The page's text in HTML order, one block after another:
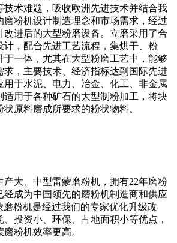
技术难题，吸收欧洲先进技术并结合我
磨粉机设计制造理念和市场需求，经过
改进后的大型粉磨设备。立磨采用了合
计，配合先进工艺流程，集烘干、粉
于一体，尤其在大型粉磨工艺中，能够
求，主要技术、经济指标达到国际先进
用于水泥、电力、冶金、化工、非金属
适用于各种矿石的大型制粉加工，将块
原料磨成所要求的粉状物料。
产大、中型雷蒙磨粉机，拥有22年磨粉
经成为中国领先的磨粉机制造商和供应
磨粉机是经过我们的专家优化升级改
投资小、环保、占地面积小等优点，
粉机效率更高。